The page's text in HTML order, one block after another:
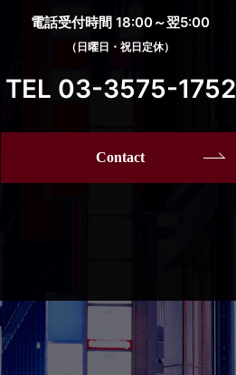
電話受付時間 18:00～翌5:00
（日曜日・祝日定休）
TEL 03-3575-1752
Contact